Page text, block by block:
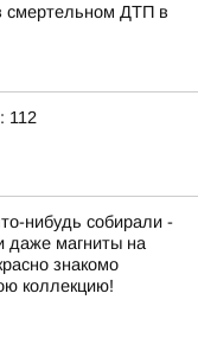
смертельном ДТП в
112
нибудь собирали -
даже магниты на
знакомо
коллекцию!